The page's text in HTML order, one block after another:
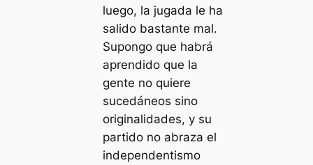
luego, la jugada le ha
salido bastante mal.
Supongo que habrá
aprendido que la
gente no quiere
sucedáneos sino
originalidades, y su
partido no abraza el
independentismo